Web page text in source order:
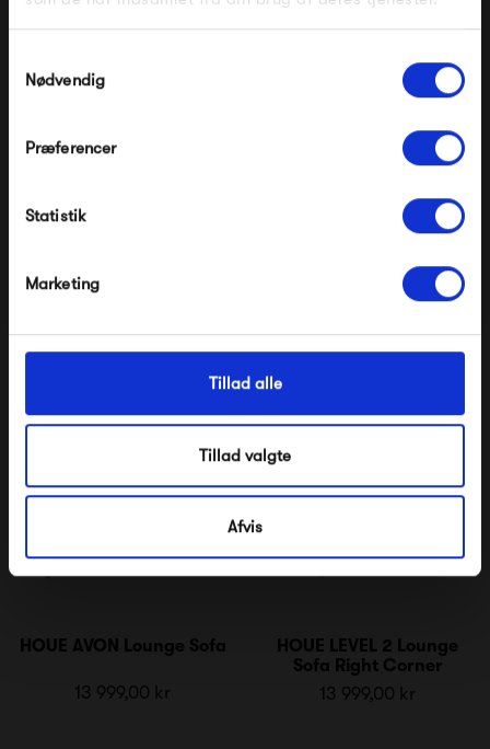
Nødvendig
Præferencer
Statistik
Marketing
Tillad alle
Tillad valgte
Afvis
11 999,00 kr
Left Corner
11 999,00 kr
HOUE AVON Lounge Sofa
13 999,00 kr
HOUE LEVEL 2 Lounge
Sofa Right Corner
13 999,00 kr
Gælder ikke på produkter fra Fermob, File Under
*Ved at tilmelde dig accepterer du at modtage e-